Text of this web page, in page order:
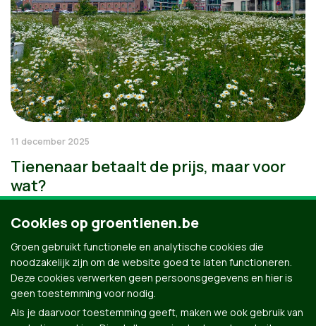
11 december 2025
Tienenaar betaalt de prijs, maar voor
wat?
Cookies op groentienen.be
Groen gebruikt functionele en analytische cookies die
noodzakelijk zijn om de website goed te laten functioneren.
Deze cookies verwerken geen persoonsgegevens en hier is
geen toestemming voor nodig.
Als je daarvoor toestemming geeft, maken we ook gebruik van